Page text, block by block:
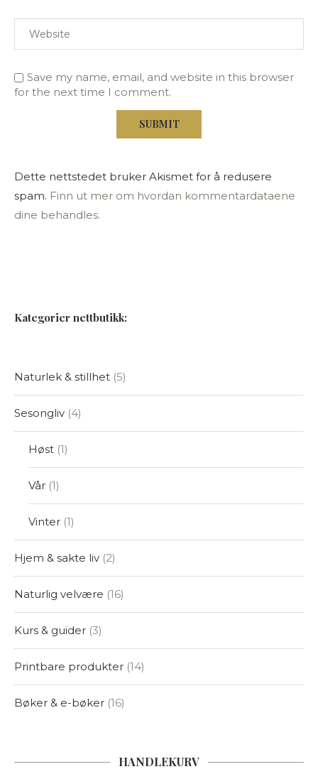
Save my name, email, and website in this browser
for the next time I comment.
Dette nettstedet bruker Akismet for å redusere
spam. Finn ut mer om hvordan kommentardataene
dine behandles.
Kategorier nettbutikk:
Naturlek & stillhet 5
Sesongliv 4
Høst 1
Vår 1
Vinter 1
Hjem & sakte liv 2
Naturlig velvære 16
Kurs & guider 3
Printbare produkter 14
Bøker & e-bøker 16
HANDLEKURV